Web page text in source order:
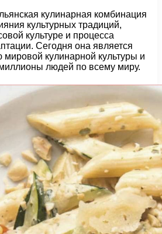
кулинарная комбинация
культурных традиций,
культуре и процесса
Сегодня она является
кулинарной культуры и
людей по всему миру.